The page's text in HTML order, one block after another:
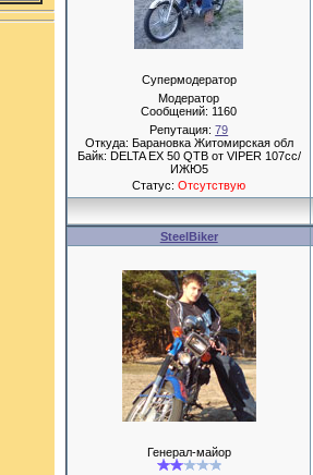
Супермодератор
Модератор
Сообщений: 1160
Репутация:79
Откуда: Барановка Житомирская обл
Байк: DELTA EX 50 QTB от VIPER 107сс/
ИЖЮ5
Статус:Отсутствую
SteelBiker
Генерал-майор